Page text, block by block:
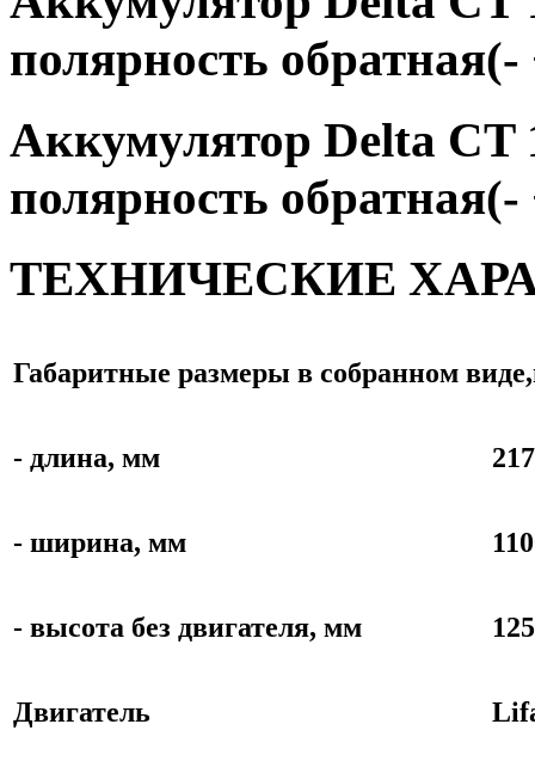
полярность
Аккумулятор Delta CT
полярность обратная(-
ТЕХНИЧЕСКИЕ
Габаритные размеры в собранном
- длина, мм
- ширина, мм
- высота без двигателя, мм
Двигатель